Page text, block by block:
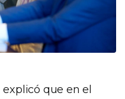
que en el